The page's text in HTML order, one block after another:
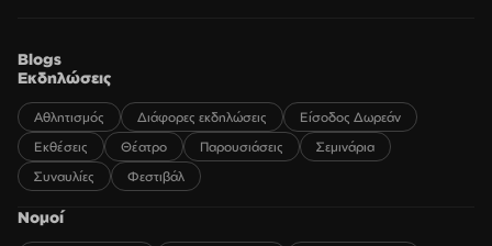
Blogs
Εκδηλώσεις
Αθλητισμός Διάφορες εκδηλώσεις
Είσοδος Δωρεάν
Εκθέσεις
Θέατρο Παρουσιάσεις
Σεμινάρια
Συναυλίες
Φεστιβάλ
Νομοί